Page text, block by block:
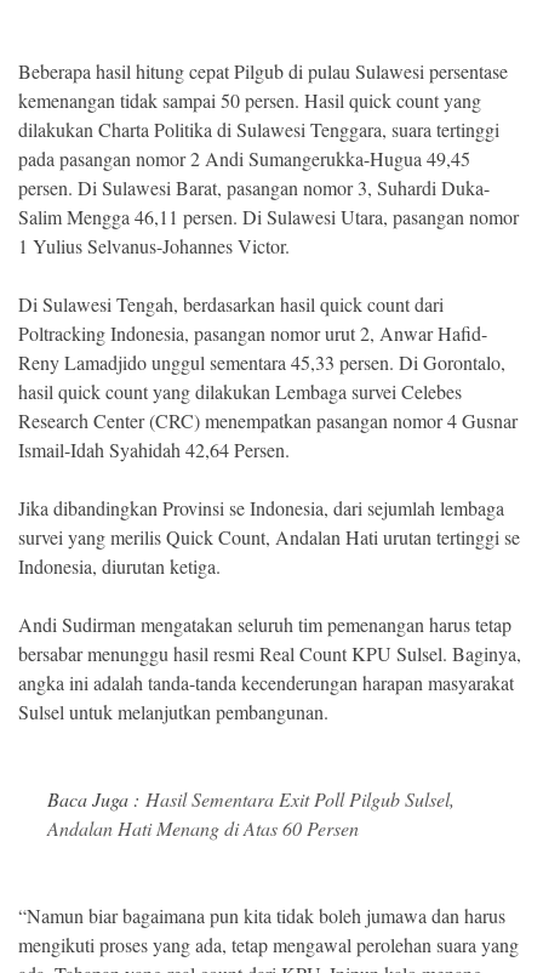
Beberapa hasil hitung cepat Pilgub di pulau Sulawesi persentase
kemenangan tidak sampai 50 persen. Hasil quick count yang
dilakukan Charta Politika di Sulawesi Tenggara, suara tertinggi
pada pasangan nomor 2 Andi Sumangerukka-Hugua 49,45
persen. Di Sulawesi Barat, pasangan nomor 3, Suhardi Duka-
Salim Mengga 46,11 persen. Di Sulawesi Utara, pasangan nomor
1 Yulius Selvanus-Johannes Victor.
Di Sulawesi Tengah, berdasarkan hasil quick count dari
Poltracking Indonesia, pasangan nomor urut 2, Anwar Hafid-
Reny Lamadjido unggul sementara 45,33 persen. Di Gorontalo,
hasil quick count yang dilakukan Lembaga survei Celebes
Research Center (CRC) menempatkan pasangan nomor 4 Gusnar
Ismail-Idah Syahidah 42,64 Persen.
Jika dibandingkan Provinsi se Indonesia, dari sejumlah lembaga
survei yang merilis Quick Count, Andalan Hati urutan tertinggi se
Indonesia, diurutan ketiga.
Andi Sudirman mengatakan seluruh tim pemenangan harus tetap
bersabar menunggu hasil resmi Real Count KPU Sulsel. Baginya,
angka ini adalah tanda-tanda kecenderungan harapan masyarakat
Sulsel untuk melanjutkan pembangunan.
Baca Juga : Hasil Sementara Exit Poll Pilgub Sulsel,
Andalan Hati Menang di Atas 60 Persen
“Namun biar bagaimana pun kita tidak boleh jumawa dan harus
mengikuti proses yang ada, tetap mengawal perolehan suara yang